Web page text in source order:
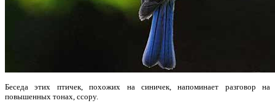
Беседа этих птичек, похожих на синичек, напоминает разговор на
повышенных тонах, ссору.